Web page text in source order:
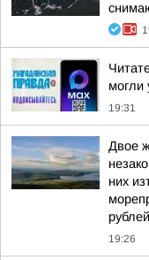
могли
19:31
Двое
них
рублей
19:26